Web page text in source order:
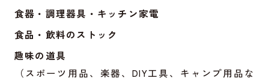
食器・調理器具・キッチン家電
食品・飲料のストック
趣味の道具
（スポーツ用品、楽器、DIY工具、キャンプ用品な